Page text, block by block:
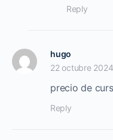
Reply
hugo
22 octubre 2024
precio de
Reply